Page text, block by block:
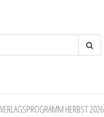
VERLAGSPROGRAMM HERBST 2026